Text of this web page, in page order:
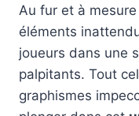
Au fur et à
éléments
joueurs dans une
palpitants. Tout
graphismes